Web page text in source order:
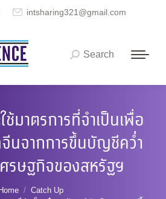
intsharing321@gmail.com
Search:
Search
ช้มาตรการที่จำเป็นเพื่อ
นจากการขึ้นบัญชีคว่ำ
รษฐกิจของสหรัฐฯ
Home
Catch Up